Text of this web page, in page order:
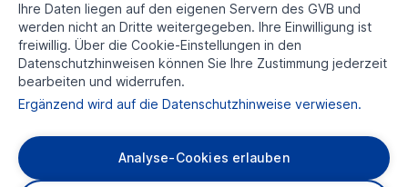
Transparenzbericht
Ihre Daten liegen auf den eigenen Servern des GVB und
werden nicht an Dritte weitergegeben. Ihre Einwilligung ist
freiwillig. Über die Cookie-Einstellungen in den
Datenschutzhinweisen können Sie Ihre Zustimmung jederzeit
bearbeiten und widerrufen.
Ergänzend wird auf die Datenschutzhinweise verwiesen.
Analyse-Cookies erlauben